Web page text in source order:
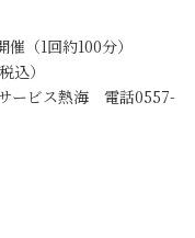
（1回約100分）
）
ービス熱海 電話0557-